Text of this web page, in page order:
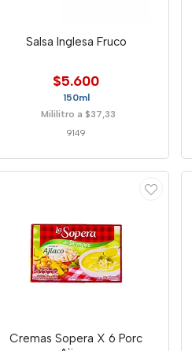
Salsa Inglesa Fruco
$5.600
150ml
Mililitro a $37,33
9149
Cremas Sopera X 6 Porc